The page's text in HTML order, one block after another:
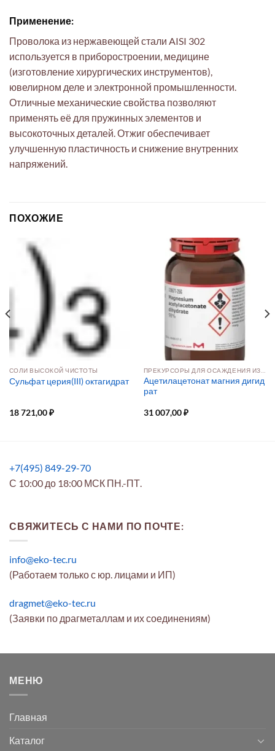
Применение:
Проволока из нержавеющей стали AISI 302
используется в приборостроении, медицине
(изготовление хирургических инструментов),
ювелирном деле и электронной промышленности.
Отличные механические свойства позволяют
применять её для пружинных элементов и
высокоточных деталей. Отжиг обеспечивает
улучшенную пластичность и снижение внутренних
напряжений.
ПОХОЖИЕ
СОЛИ ВЫСОКОЙ ЧИСТОТЫ
Сульфат церия(III) октагидрат
18 721,00₽
Ацетилацетонат магния дигид
рат
31 007,00₽
+7(495) 849-29-70
С 10:00 до 18:00 МСК ПН.-ПТ.
СВЯЖИТЕСЬ С НАМИ ПО ПОЧТЕ:
info@eko-tec.ru
(Работаем только с юр. лицами и ИП)
dragmet@eko-tec.ru
(Заявки по драгметаллам и их соединениям)
МЕНЮ
Главная
Каталог